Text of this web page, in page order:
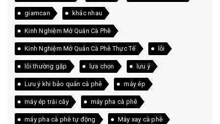
giamcan khác nhau
Kinh Nghiệm Mở Quán Cà Phê
Kinh Nghiệm Mở Quán Cà Phê Thực Tế lỗi
lỗi thường gặp lựa chọn lưu ý
Lưu ý khi bảo quản cà phê máy ép
máy ép trái cây máy pha cà phê
máy pha cà phê tự động Máy xay cà phê